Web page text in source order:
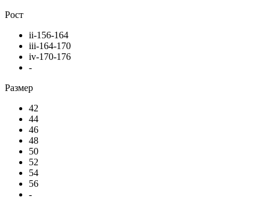
Рост
ii-156-164
iii-164-170
iv-170-176
-
Размер
42
44
46
48
50
52
54
56
-